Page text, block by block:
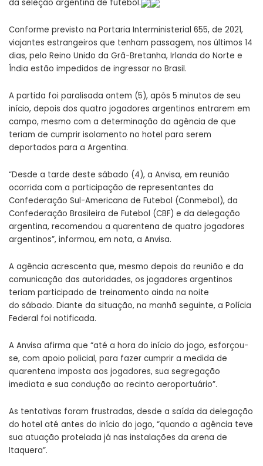
da seleção argentina de futebol.
Conforme previsto na Portaria Interministerial 655, de 2021,
viajantes estrangeiros que tenham passagem, nos últimos 14
dias, pelo Reino Unido da Grã-Bretanha, Irlanda do Norte e
Índia estão impedidos de ingressar no Brasil.
A partida foi paralisada ontem (5), após 5 minutos de seu
início, depois dos quatro jogadores argentinos entrarem em
campo, mesmo com a determinação da agência de que
teriam de cumprir isolamento no hotel para serem
deportados para a Argentina.
“Desde a tarde deste sábado (4), a Anvisa, em reunião
ocorrida com a participação de representantes da
Confederação Sul-Americana de Futebol (Conmebol), da
Confederação Brasileira de Futebol (CBF) e da delegação
argentina, recomendou a quarentena de quatro jogadores
argentinos”, informou, em nota, a Anvisa.
A agência acrescenta que, mesmo depois da reunião e da
comunicação das autoridades, os jogadores argentinos
teriam participado de treinamento ainda na noite
do sábado. Diante da situação, na manhã seguinte, a Polícia
Federal foi notificada.
A Anvisa afirma que “até a hora do início do jogo, esforçou-
se, com apoio policial, para fazer cumprir a medida de
quarentena imposta aos jogadores, sua segregação
imediata e sua condução ao recinto aeroportuário”.
As tentativas foram frustradas, desde a saída da delegação
do hotel até antes do início do jogo, “quando a agência teve
sua atuação protelada já nas instalações da arena de
Itaquera”.